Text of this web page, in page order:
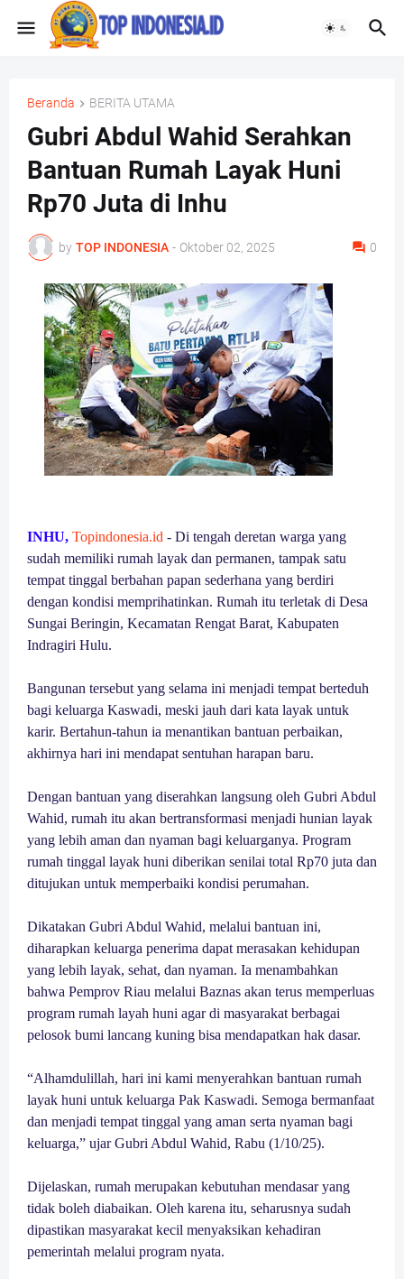
Beranda BERITA UTAMA
Gubri Abdul Wahid Serahkan
Bantuan Rumah Layak Huni
Rp70 Juta di Inhu
by TOP INDONESIA - Oktober 02, 2025 0
INHU, Topindonesia.id - Di tengah deretan warga yang
sudah memiliki rumah layak dan permanen, tampak satu
tempat tinggal berbahan papan sederhana yang berdiri
dengan kondisi memprihatinkan. Rumah itu terletak di Desa
Sungai Beringin, Kecamatan Rengat Barat, Kabupaten
Indragiri Hulu.
Bangunan tersebut yang selama ini menjadi tempat berteduh
bagi keluarga Kaswadi, meski jauh dari kata layak untuk
karir. Bertahun-tahun ia menantikan bantuan perbaikan,
akhirnya hari ini mendapat sentuhan harapan baru.
Dengan bantuan yang diserahkan langsung oleh Gubri Abdul
Wahid, rumah itu akan bertransformasi menjadi hunian layak
yang lebih aman dan nyaman bagi keluarganya. Program
rumah tinggal layak huni diberikan senilai total Rp70 juta dan
ditujukan untuk memperbaiki kondisi perumahan.
Dikatakan Gubri Abdul Wahid, melalui bantuan ini,
diharapkan keluarga penerima dapat merasakan kehidupan
yang lebih layak, sehat, dan nyaman. Ia menambahkan
bahwa Pemprov Riau melalui Baznas akan terus memperluas
program rumah layah huni agar di masyarakat berbagai
pelosok bumi lancang kuning bisa mendapatkan hak dasar.
“Alhamdulillah, hari ini kami menyerahkan bantuan rumah
layak huni untuk keluarga Pak Kaswadi. Semoga bermanfaat
dan menjadi tempat tinggal yang aman serta nyaman bagi
keluarga,” ujar Gubri Abdul Wahid, Rabu (1/10/25).
Dijelaskan, rumah merupakan kebutuhan mendasar yang
tidak boleh diabaikan. Oleh karena itu, seharusnya sudah
dipastikan masyarakat kecil menyaksikan kehadiran
pemerintah melalui program nyata.